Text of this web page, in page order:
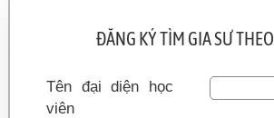
ĐĂNG KÝ TÌM GIA SƯ
Tên đại diện học
viên